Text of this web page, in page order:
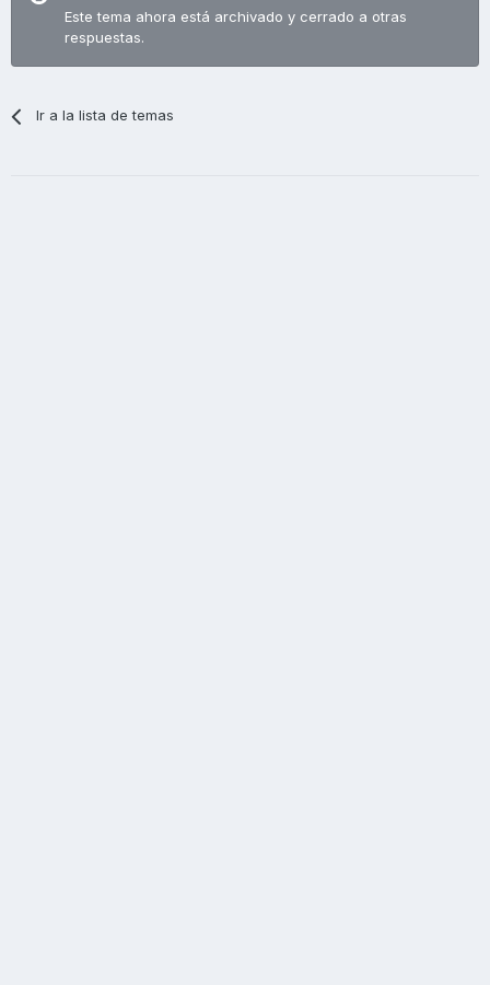
Este tema ahora está archivado y cerrado a otras
respuestas.
Ir a la lista de temas